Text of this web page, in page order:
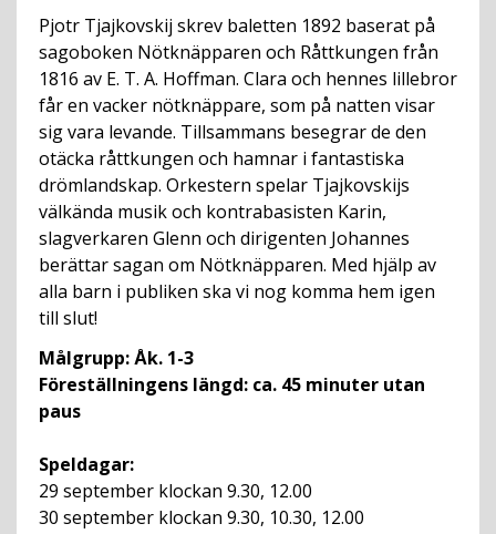
Pjotr Tjajkovskij skrev baletten 1892 baserat på
sagoboken Nötknäpparen och Råttkungen från
1816 av E. T. A. Hoffman. Clara och hennes lillebror
får en vacker nötknäppare, som på natten visar
sig vara levande. Tillsammans besegrar de den
otäcka råttkungen och hamnar i fantastiska
drömlandskap. Orkestern spelar Tjajkovskijs
välkända musik och kontrabasisten Karin,
slagverkaren Glenn och dirigenten Johannes
berättar sagan om Nötknäpparen. Med hjälp av
alla barn i publiken ska vi nog komma hem igen
till slut!
Målgrupp: Åk. 1-3
Föreställningens längd: ca. 45 minuter utan
paus
Speldagar:
29 september klockan 9.30, 12.00
30 september klockan 9.30, 10.30, 12.00